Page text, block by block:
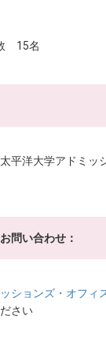
15名
平洋大学アドミッ
問い合わせ：
ションズ・オフィ
さい